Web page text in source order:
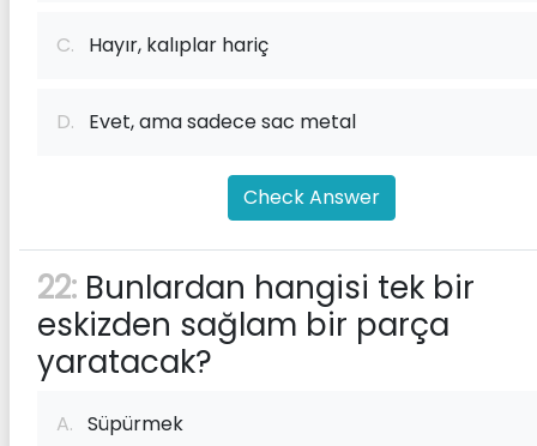
C. Hayır, kalıplar hariç
D. Evet, ama sadece sac metal
Check Answer
22: Bunlardan hangisi tek bir
eskizden sağlam bir parça
yaratacak?
A. Süpürmek